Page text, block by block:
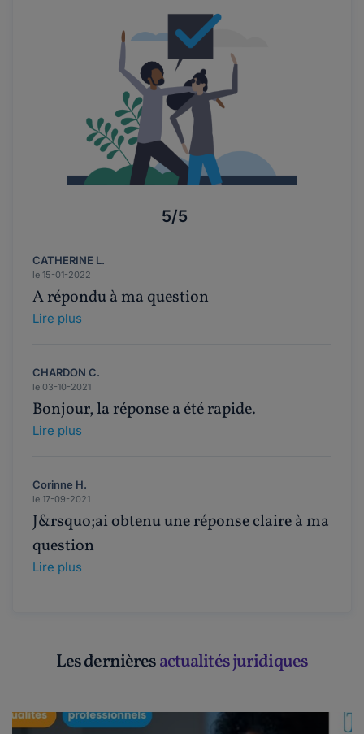
5/5
CATHERINE L.
le 15-01-2022
A répondu à ma question
Lire plus
CHARDON C.
le 03-10-2021
Bonjour, la réponse a été rapide.
Lire plus
Corinne H.
le 17-09-2021
J&rsquo;ai obtenu une réponse claire à ma
question
Lire plus
Les dernièresactualités juridiques